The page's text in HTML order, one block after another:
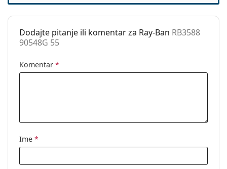
Dodajte pitanje ili komentar za Ray-Ban RB3588
90548G 55
Komentar *
Ime *